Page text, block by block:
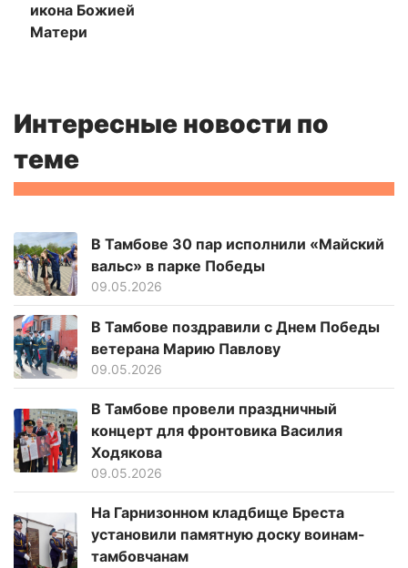
икона Божией
Матери
Интересные новости по
теме
В Тамбове 30 пар исполнили «Майский
вальс» в парке Победы
09.05.2026
В Тамбове поздравили с Днем Победы
ветерана Марию Павлову
09.05.2026
В Тамбове провели праздничный
концерт для фронтовика Василия
Ходякова
09.05.2026
На Гарнизонном кладбище Бреста
установили памятную доску воинам-
тамбовчанам